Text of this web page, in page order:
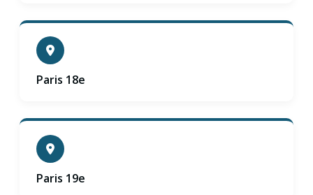
Paris 18e
Paris 19e